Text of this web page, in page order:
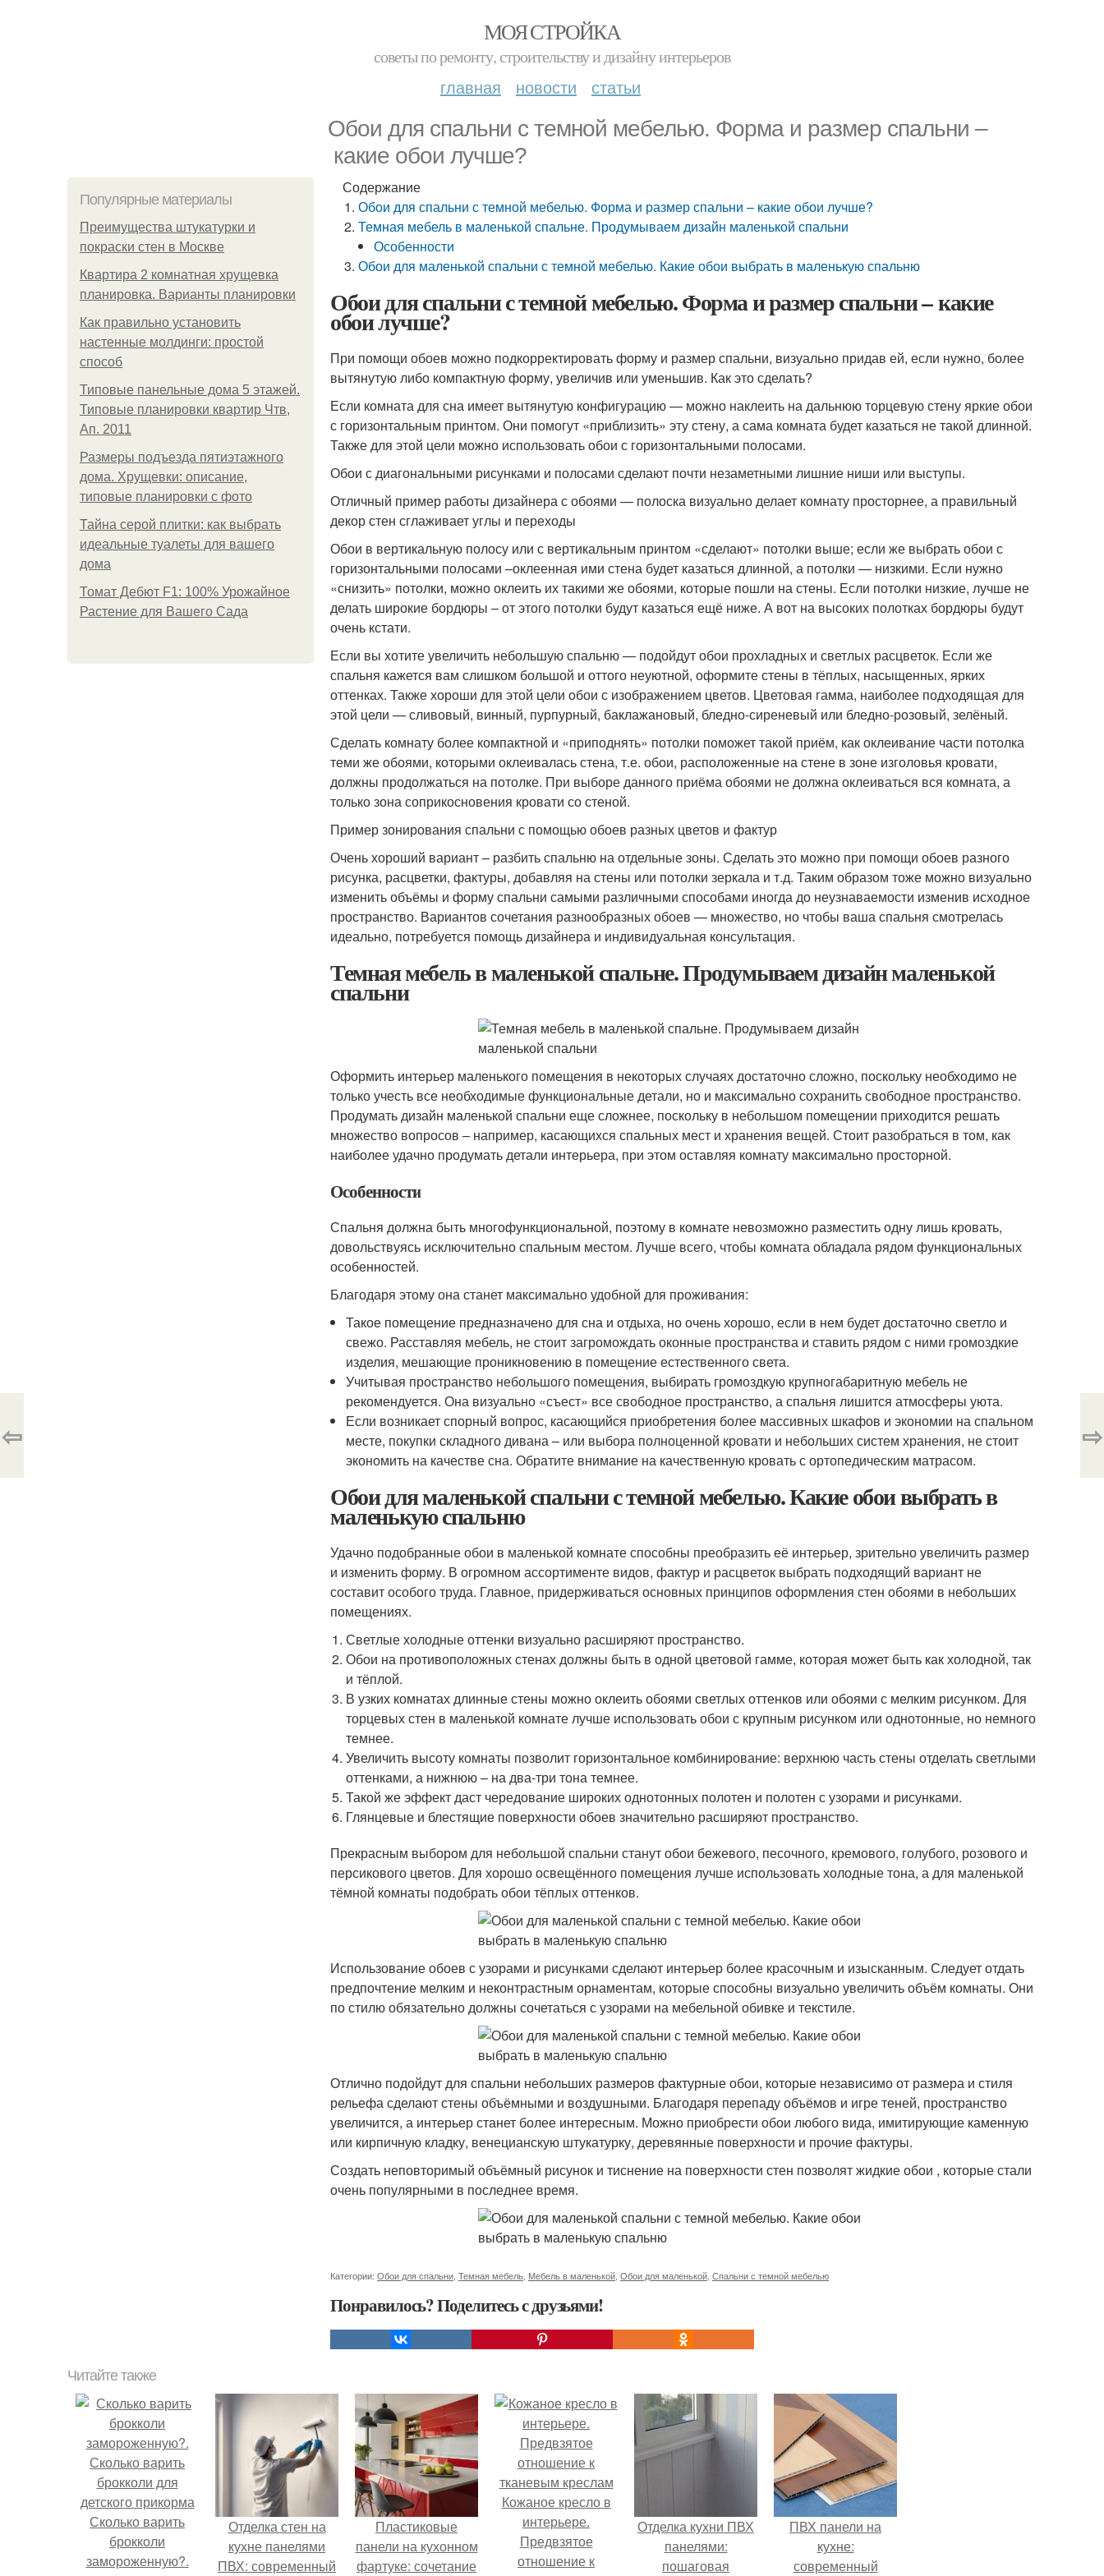
МОЯ СТРОЙКА
советы по ремонту, строительству и дизайну интерьеров
главная новости статьи
Обои для спальни с темной мебелью. Форма и размер спальни –
какие обои лучше?
Популярные материалы
Преимущества штукатурки и
покраски стен в Москве
Квартира 2 комнатная хрущевка
планировка. Варианты планировки
Как правильно установить
настенные молдинги: простой
способ
Типовые панельные дома 5 этажей.
Типовые планировки квартир Чтв,
Ап. 2011
Размеры подъезда пятиэтажного
дома. Хрущевки: описание,
типовые планировки с фото
Тайна серой плитки: как выбрать
идеальные туалеты для вашего
дома
Томат Дебют F1: 100% Урожайное
Растение для Вашего Сада
Содержание
Обои для спальни с темной мебелью. Форма и размер спальни – какие обои лучше?
Темная мебель в маленькой спальне. Продумываем дизайн маленькой спальни
Особенности
Обои для маленькой спальни с темной мебелью. Какие обои выбрать в маленькую спальню
Обои для спальни с темной мебелью. Форма и размер спальни – какие
обои лучше?
При помощи обоев можно подкорректировать форму и размер спальни, визуально придав ей, если нужно, более
вытянутую либо компактную форму, увеличив или уменьшив. Как это сделать?
Если комната для сна имеет вытянутую конфигурацию — можно наклеить на дальнюю торцевую стену яркие обои
с горизонтальным принтом. Они помогут «приблизить» эту стену, а сама комната будет казаться не такой длинной.
Также для этой цели можно использовать обои с горизонтальными полосами.
Обои с диагональными рисунками и полосами сделают почти незаметными лишние ниши или выступы.
Отличный пример работы дизайнера с обоями — полоска визуально делает комнату просторнее, а правильный
декор стен сглаживает углы и переходы
Обои в вертикальную полосу или с вертикальным принтом «сделают» потолки выше; если же выбрать обои с
горизонтальными полосами –оклеенная ими стена будет казаться длинной, а потолки — низкими. Если нужно
«снизить» потолки, можно оклеить их такими же обоями, которые пошли на стены. Если потолки низкие, лучше не
делать широкие бордюры – от этого потолки будут казаться ещё ниже. А вот на высоких полотках бордюры будут
очень кстати.
Если вы хотите увеличить небольшую спальню — подойдут обои прохладных и светлых расцветок. Если же
спальня кажется вам слишком большой и оттого неуютной, оформите стены в тёплых, насыщенных, ярких
оттенках. Также хороши для этой цели обои с изображением цветов. Цветовая гамма, наиболее подходящая для
этой цели — сливовый, винный, пурпурный, баклажановый, бледно-сиреневый или бледно-розовый, зелёный.
Сделать комнату более компактной и «приподнять» потолки поможет такой приём, как оклеивание части потолка
теми же обоями, которыми оклеивалась стена, т.е. обои, расположенные на стене в зоне изголовья кровати,
должны продолжаться на потолке. При выборе данного приёма обоями не должна оклеиваться вся комната, а
только зона соприкосновения кровати со стеной.
Пример зонирования спальни с помощью обоев разных цветов и фактур
Очень хороший вариант – разбить спальню на отдельные зоны. Сделать это можно при помощи обоев разного
рисунка, расцветки, фактуры, добавляя на стены или потолки зеркала и т.д. Таким образом тоже можно визуально
изменить объёмы и форму спальни самыми различными способами иногда до неузнаваемости изменив исходное
пространство. Вариантов сочетания разнообразных обоев — множество, но чтобы ваша спальня смотрелась
идеально, потребуется помощь дизайнера и индивидуальная консультация.
Темная мебель в маленькой спальне. Продумываем дизайн маленькой
спальни
Оформить интерьер маленького помещения в некоторых случаях достаточно сложно, поскольку необходимо не
только учесть все необходимые функциональные детали, но и максимально сохранить свободное пространство.
Продумать дизайн маленькой спальни еще сложнее, поскольку в небольшом помещении приходится решать
множество вопросов – например, касающихся спальных мест и хранения вещей. Стоит разобраться в том, как
наиболее удачно продумать детали интерьера, при этом оставляя комнату максимально просторной.
Особенности
Спальня должна быть многофункциональной, поэтому в комнате невозможно разместить одну лишь кровать,
довольствуясь исключительно спальным местом. Лучше всего, чтобы комната обладала рядом функциональных
особенностей.
Благодаря этому она станет максимально удобной для проживания:
Такое помещение предназначено для сна и отдыха, но очень хорошо, если в нем будет достаточно светло и
свежо. Расставляя мебель, не стоит загромождать оконные пространства и ставить рядом с ними громоздкие
изделия, мешающие проникновению в помещение естественного света.
Учитывая пространство небольшого помещения, выбирать громоздкую крупногабаритную мебель не
рекомендуется. Она визуально «съест» все свободное пространство, а спальня лишится атмосферы уюта.
Если возникает спорный вопрос, касающийся приобретения более массивных шкафов и экономии на спальном
месте, покупки складного дивана – или выбора полноценной кровати и небольших систем хранения, не стоит
экономить на качестве сна. Обратите внимание на качественную кровать с ортопедическим матрасом.
Обои для маленькой спальни с темной мебелью. Какие обои выбрать в
маленькую спальню
Удачно подобранные обои в маленькой комнате способны преобразить её интерьер, зрительно увеличить размер
и изменить форму. В огромном ассортименте видов, фактур и расцветок выбрать подходящий вариант не
составит особого труда. Главное, придерживаться основных принципов оформления стен обоями в небольших
помещениях.
Светлые холодные оттенки визуально расширяют пространство.
Обои на противоположных стенах должны быть в одной цветовой гамме, которая может быть как холодной, так
и тёплой.
В узких комнатах длинные стены можно оклеить обоями светлых оттенков или обоями с мелким рисунком. Для
торцевых стен в маленькой комнате лучше использовать обои с крупным рисунком или однотонные, но немного
темнее.
Увеличить высоту комнаты позволит горизонтальное комбинирование: верхнюю часть стены отделать светлыми
оттенками, а нижнюю – на два-три тона темнее.
Такой же эффект даст чередование широких однотонных полотен и полотен с узорами и рисунками.
Глянцевые и блестящие поверхности обоев значительно расширяют пространство.
Прекрасным выбором для небольшой спальни станут обои бежевого, песочного, кремового, голубого, розового и
персикового цветов. Для хорошо освещённого помещения лучше использовать холодные тона, а для маленькой
тёмной комнаты подобрать обои тёплых оттенков.
Использование обоев с узорами и рисунками сделают интерьер более красочным и изысканным. Следует отдать
предпочтение мелким и неконтрастным орнаментам, которые способны визуально увеличить объём комнаты. Они
по стилю обязательно должны сочетаться с узорами на мебельной обивке и текстиле.
Отлично подойдут для спальни небольших размеров фактурные обои, которые независимо от размера и стиля
рельефа сделают стены объёмными и воздушными. Благодаря перепаду объёмов и игре теней, пространство
увеличится, а интерьер станет более интересным. Можно приобрести обои любого вида, имитирующие каменную
или кирпичную кладку, венецианскую штукатурку, деревянные поверхности и прочие фактуры.
Создать неповторимый объёмный рисунок и тиснение на поверхности стен позволят жидкие обои , которые стали
очень популярными в последнее время.
Категории: Обои для спальни Темная мебель Мебель в маленькой Обои для маленькой Спальни с темной мебелью
Понравилось? Поделитесь с друзьями!
⇦ ⇨
Читайте также
Сколько варить
брокколи
замороженную?.
Отделка стен на
кухне панелями
ПВХ: современный
Пластиковые
панели на кухонном
фартуке: сочетание
Кожаное кресло в
интерьере.
Предвзятое
отношение к
Отделка кухни ПВХ
панелями:
пошаговая
ПВХ панели на
кухне:
современный